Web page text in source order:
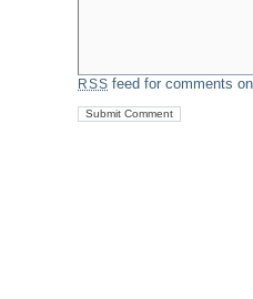
RSS feed for comments